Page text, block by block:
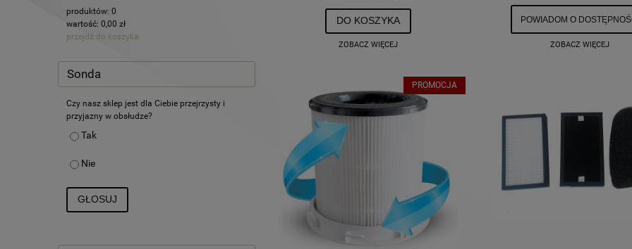
produktów: 0
wartość: 0,00 zł
przejdź do koszyka
Sonda
Czy nasz sklep jest dla Ciebie przejrzysty i
przyjazny w obsłudze?
Tak
Nie
GŁOSUJ
DO KOSZYKA
ZOBACZ WIĘCEJ
POWIADOM O
ZOBACZ WIĘCEJ
PROMOCJA